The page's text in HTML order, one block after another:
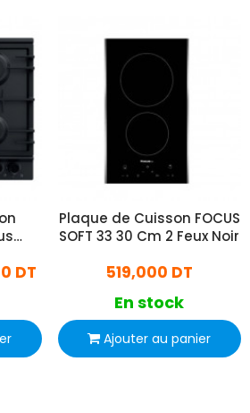
DT
Plaque de Cuisson FOCUS
SOFT 33 30 Cm 2 Feux Noir
519,000 DT
En stock
Ajouter au panier